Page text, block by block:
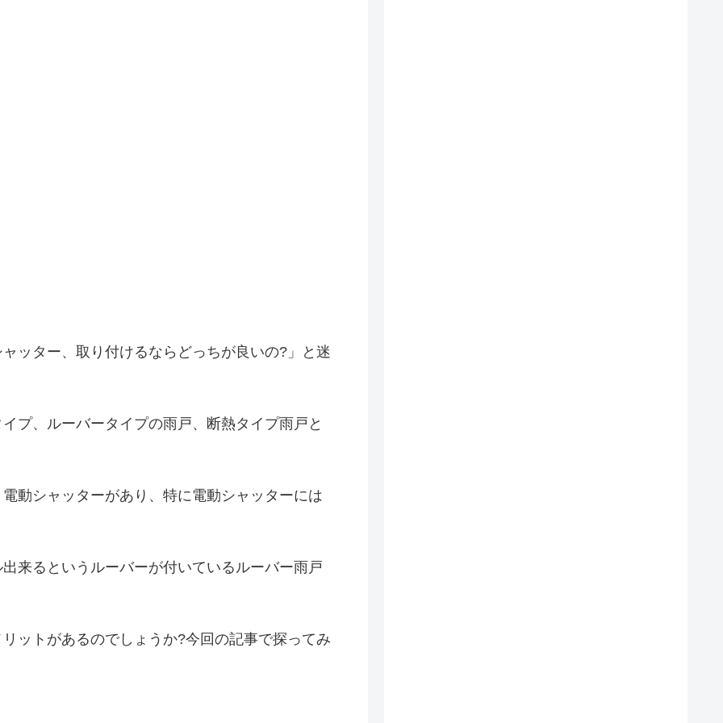
ッター、取り付けるならどっちが良いの?」と迷
プ、ルーバータイプの雨戸、断熱タイプ雨戸と
動シャッターがあり、特に電動シャッターには
来るというルーバーが付いているルーバー雨戸
ットがあるのでしょうか?今回の記事で探ってみ